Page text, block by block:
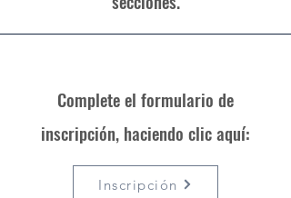
Complete el formulario de
inscripción, haciendo clic aquí:
Inscripción